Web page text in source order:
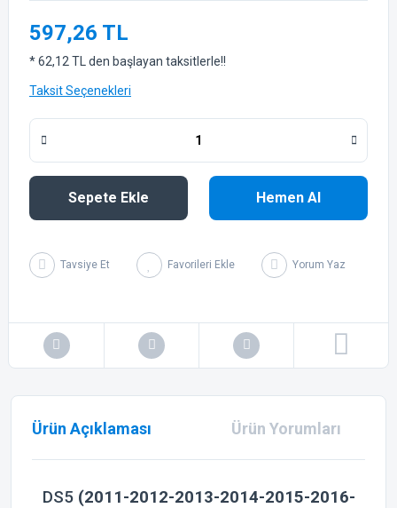
597,26 TL
* 62,12 TL den başlayan taksitlerle!!
Taksit Seçenekleri
Sepete Ekle Hemen Al
Tavsiye Et Yorum Yaz
Ürün Açıklaması Ürün Yorumları
DS5 (2011-2012-2013-2014-2015-2016-